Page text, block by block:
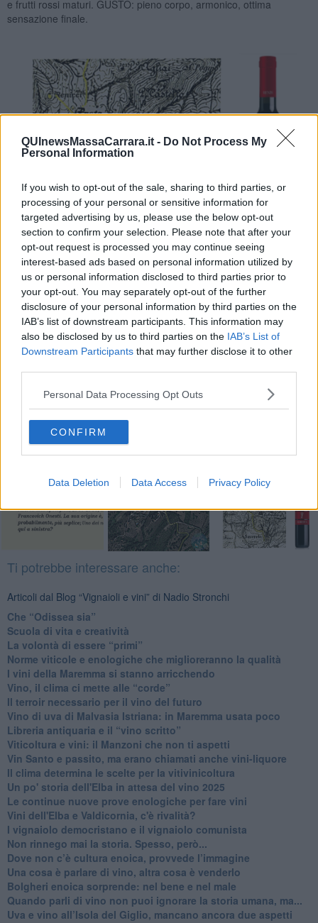
QUInewsMassaCarrara.it - Do Not Process My
Personal Information
If you wish to opt-out of the sale, sharing to third parties, or
processing of your personal or sensitive information for
targeted advertising by us, please use the below opt-out
section to confirm your selection. Please note that after your
opt-out request is processed you may continue seeing
interest-based ads based on personal information utilized by
us or personal information disclosed to third parties prior to
your opt-out. You may separately opt-out of the further
disclosure of your personal information by third parties on the
IAB’s list of downstream participants. This information may
also be disclosed by us to third parties on the IAB’s List of
Downstream Participants that may further disclose it to other
Personal Data Processing Opt Outs
CONFIRM
Data Deletion Data Access Privacy Policy
e frutti rossi maturi. GUSTO: pieno corpo, armonico, ottima
sensazione finale.
Nadio Stronchi
Newsletter QUInews - ToscanaMedia.Arriva gratis tutti i giorni
alle 20:00 direttamente nella tua casella di posta.
Basta cliccareQUI
Fotogallery
Ti potrebbe interessare anche:
Articoli dal Blog “Vignaioli e vini” di Nadio Stronchi
​Che “Odissea sia”
Scuola di vita e creatività
​La volontà di essere “primi”
Norme viticole e enologiche che miglioreranno la qualità
​I vini della Maremma si stanno arricchendo
Vino, il clima ci mette alle “corde”
Il terroir necessario per il vino del futuro
​Vino di uva di Malvasia Istriana: in Maremma usata poco
​Libreria antiquaria e il “vino scritto”
​Viticoltura e vini: il Manzoni che non ti aspetti
​Vin Santo e passito, ma erano chiamati anche vini-liquore
Il clima determina le scelte per la vitivinicoltura
Un po' storia dell'Elba in attesa del vino 2025
Le continue nuove prove enologiche per fare vini
Vini dell'Elba e Valdicornia, c'è rivalità?
​I vignaiolo democristano e il vignaiolo comunista
​Non rinnego mai la storia. Spesso, però...
​Dove non c’è cultura enoica, provvede l’immagine
​Una cosa è parlare di vino, altra cosa è venderlo
Bolgheri enoica sorprende: nel bene e nel male
​Quando parli di vino non puoi ignorare la storia umana, ma...
Uva e vino all’Isola del Giglio, mancano ancora due aspetti